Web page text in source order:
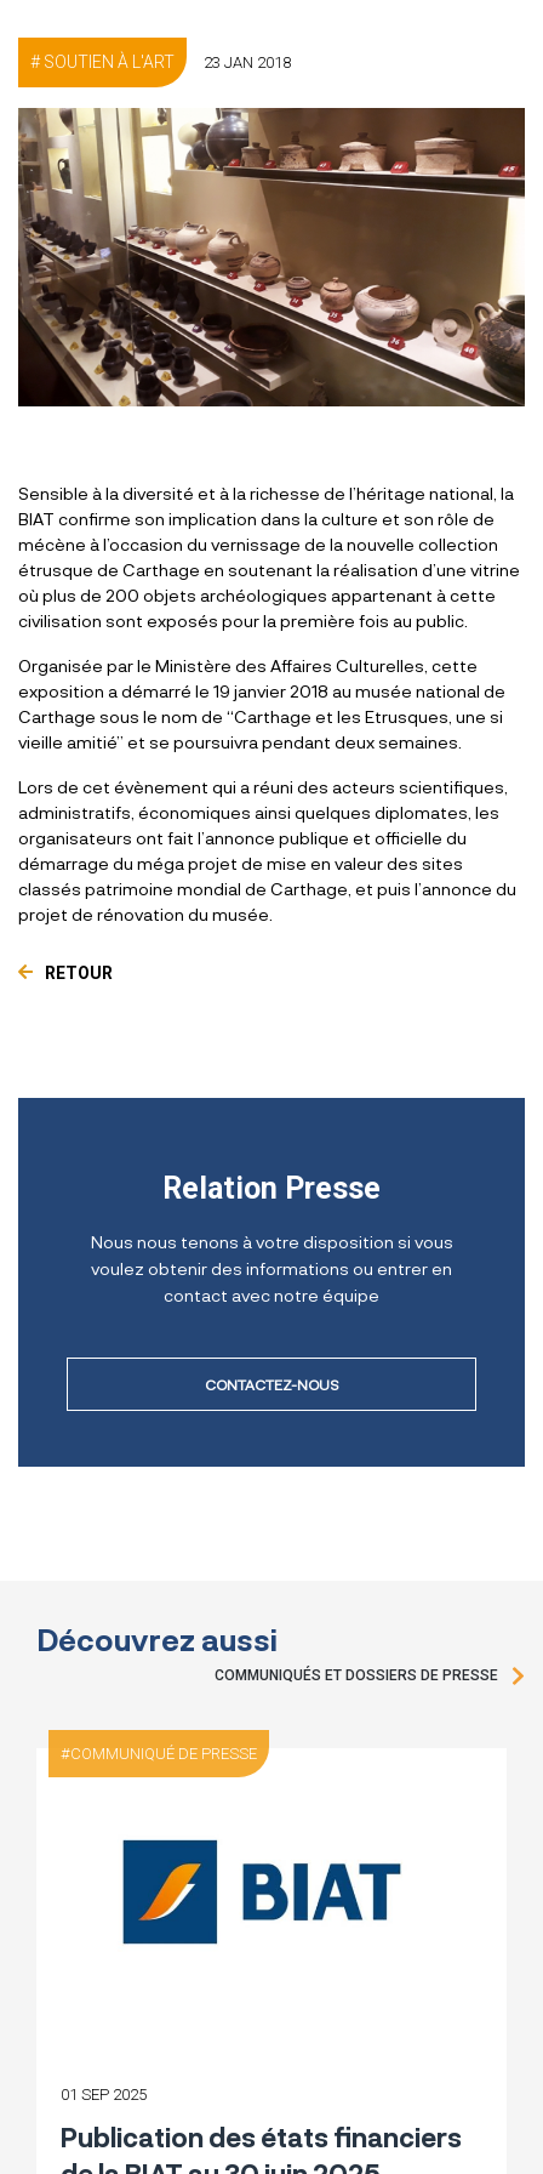
SOUTIEN À L'ART 23 JAN 2018
Sensible à la diversité et à la richesse de l’héritage national, la
BIAT confirme son implication dans la culture et son rôle de
mécène à l’occasion du vernissage de la nouvelle collection
étrusque de Carthage en soutenant la réalisation d’une vitrine
où plus de 200 objets archéologiques appartenant à cette
civilisation sont exposés pour la première fois au public.
Organisée par le Ministère des Affaires Culturelles, cette
exposition a démarré le 19 janvier 2018 au musée national de
Carthage sous le nom de “Carthage et les Etrusques, une si
vieille amitié” et se poursuivra pendant deux semaines.
Lors de cet évènement qui a réuni des acteurs scientifiques,
administratifs, économiques ainsi quelques diplomates, les
organisateurs ont fait l’annonce publique et officielle du
démarrage du méga projet de mise en valeur des sites
classés patrimoine mondial de Carthage, et puis l’annonce du
projet de rénovation du musée.
RETOUR
Relation Presse
Nous nous tenons à votre disposition si vous
voulez obtenir des informations ou entrer en
contact avec notre équipe
CONTACTEZ-NOUS
Découvrez aussi
COMMUNIQUÉS ET DOSSIERS DE PRESSE
COMMUNIQUÉ DE PRESSE
01 SEP 2025
Publication des états financiers